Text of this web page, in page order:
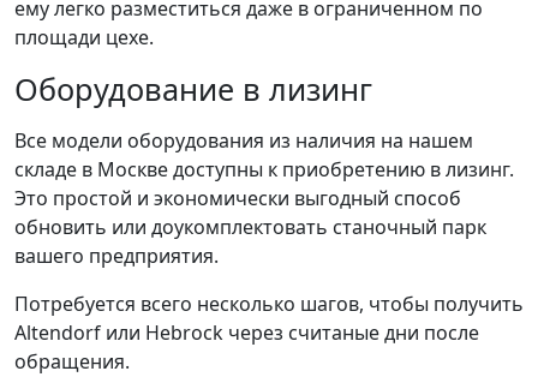
ему легко разместиться даже в ограниченном по
площади цехе.
Оборудование в лизинг
Все модели оборудования из наличия на нашем
складе в Москве доступны к приобретению в лизинг.
Это простой и экономически выгодный способ
обновить или доукомплектовать станочный парк
вашего предприятия.
Потребуется всего несколько шагов, чтобы получить
Altendorf или Hebrock через считаные дни после
обращения.